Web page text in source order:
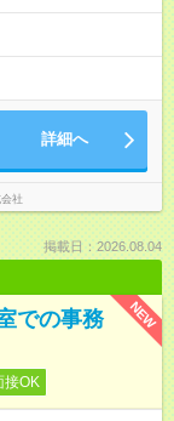
詳細へ
社
掲載日：2026.08.04
NEW
での事務
接OK